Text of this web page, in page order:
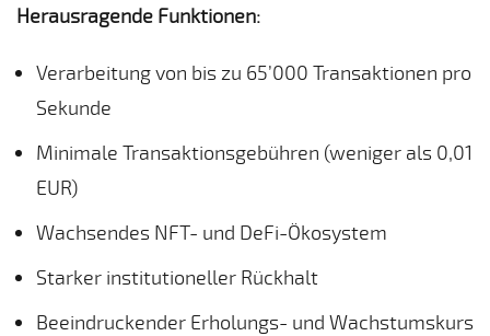
Herausragende Funktionen:
Verarbeitung von bis zu 65’000 Transaktionen pro
Sekunde
Minimale Transaktionsgebühren (weniger als 0,01
EUR)
Wachsendes NFT- und DeFi-Ökosystem
Starker institutioneller Rückhalt
Beeindruckender Erholungs- und Wachstumskurs